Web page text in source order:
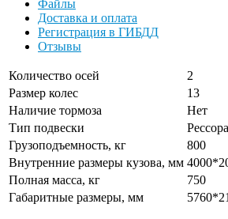
Файлы
Доставка и оплата
Регистрация в ГИБДД
Отзывы
Количество осей
2
Размер колес
13
Наличие тормоза
Нет
Тип подвески
Грузоподъемность, кг
800
Внутренние размеры кузова, мм
Полная масса, кг
750
Габаритные размеры, мм